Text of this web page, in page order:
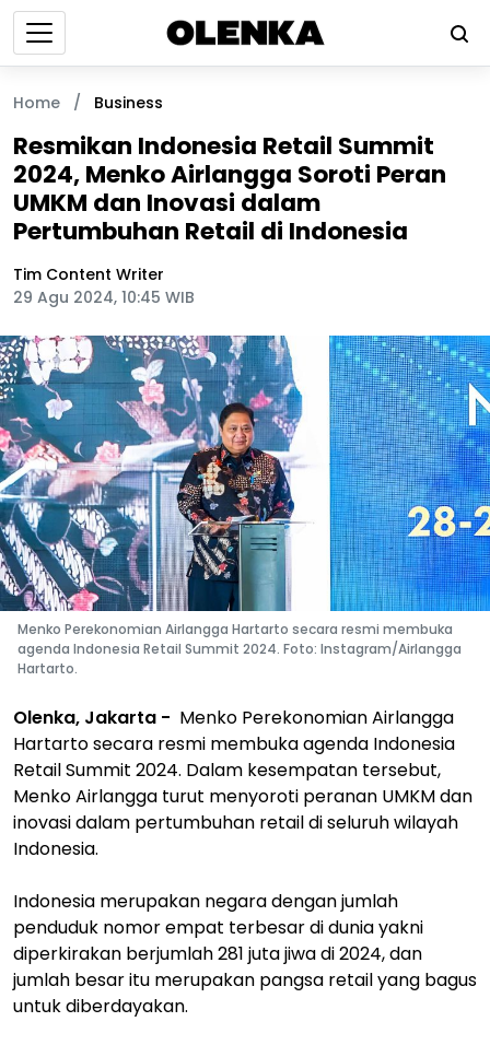
Home / Business
Resmikan Indonesia Retail Summit
2024, Menko Airlangga Soroti Peran
UMKM dan Inovasi dalam
Pertumbuhan Retail di Indonesia
Tim Content Writer
29 Agu 2024, 10:45 WIB
Menko Perekonomian Airlangga Hartarto secara resmi membuka
agenda Indonesia Retail Summit 2024. Foto: Instagram/Airlangga
Hartarto.
Olenka, Jakarta - Menko Perekonomian Airlangga
Hartarto secara resmi membuka agenda Indonesia
Retail Summit 2024. Dalam kesempatan tersebut,
Menko Airlangga turut menyoroti peranan UMKM dan
inovasi dalam pertumbuhan retail di seluruh wilayah
Indonesia.
Indonesia merupakan negara dengan jumlah
penduduk nomor empat terbesar di dunia yakni
diperkirakan berjumlah 281 juta jiwa di 2024, dan
jumlah besar itu merupakan pangsa retail yang bagus
untuk diberdayakan.